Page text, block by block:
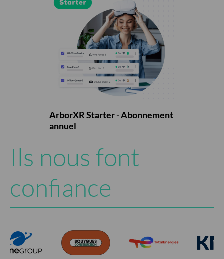
ArborXR Starter - Abonnement
annuel
Ils nous font
confiance